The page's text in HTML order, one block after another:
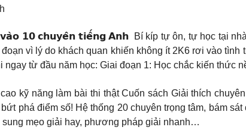
𝟭𝟬 𝗰𝗵𝘂𝘆𝗲̂𝗻 𝘁𝗶𝗲̂́𝗻𝗴 𝗔𝗻𝗵 ️ Bí kíp tự ôn, tự học tại
vì lý do khách quan khiến không ít 2K6 rơi vào
ngay từ đầu năm học: Giai đoạn 1: Học chắc kiến thức
kỹ năng làm bài thi thật Cuốn sách Giải thích
phá điểm số! Hệ thống 20 chuyên trọng tâm, bám
mẹo giải hay, phương pháp giải nhanh…